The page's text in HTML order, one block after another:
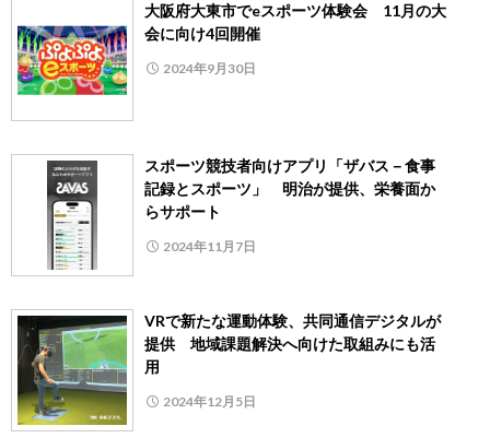
大阪府大東市でeスポーツ体験会 11月の大
会に向け4回開催
2024年9月30日
スポーツ競技者向けアプリ「ザバス－食事
記録とスポーツ」 明治が提供、栄養面か
らサポート
2024年11月7日
VRで新たな運動体験、共同通信デジタルが
提供 地域課題解決へ向けた取組みにも活
用
2024年12月5日